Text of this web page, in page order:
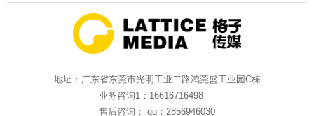
地址：广东省东莞市光明工业二路鸿莞盛工业园C栋
业务咨询1：16616716498
售后咨询： qq：2856946030